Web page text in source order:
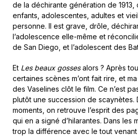
de la déchirante génération de 1913,
enfants, adolescentes, adultes et
personne. Il est grave, drôle,
l’adolescence elle-même et
de San Diego, et l’adolescent des
Et Les beaux gossesalors ? Après
certaines scènes m’ont fait rire, et
des Vaselines clôt le film. Ce n’est
plutôt une succession de scaynètes.
moments, on retrouve l’esprit des
qui en a signé d’hilarantes. Dans les
trop la différence avec le tout